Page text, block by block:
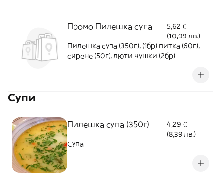
Промо Пилешка супа
5,62 €
(10,99 лв.)
Пилешка супа (350г), (1бр) питка (60г),
сирене (50г), люти чушки (2бр)
Супи
Пилешка супа (350г)
4,29 €
(8,39 лв.)
Супа